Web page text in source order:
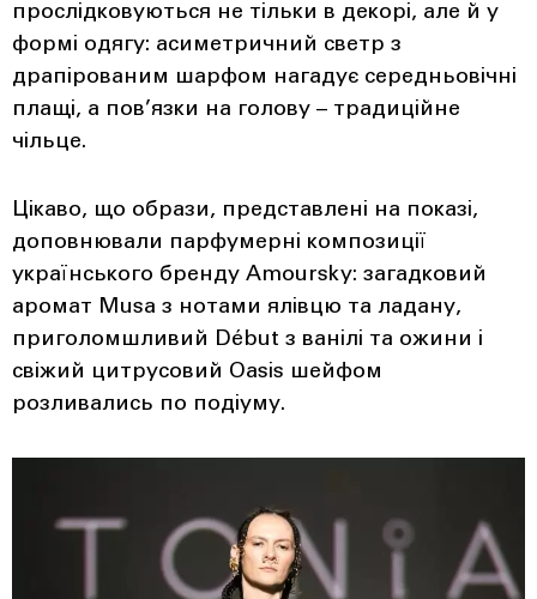
прослідковуються не тільки в декорі, але й у
формі одягу: асиметричний светр з
драпірованим шарфом нагадує середньовічні
плащі, а пов’язки на голову – традиційне
чільце.
Цікаво, що образи, представлені на показі,
доповнювали парфумерні композиції
українського бренду Amoursky: загадковий
аромат Musa з нотами ялівцю та ладану,
приголомшливий Début з ванілі та ожини і
свіжий цитрусовий Oasis шейфом
розливались по подіуму.